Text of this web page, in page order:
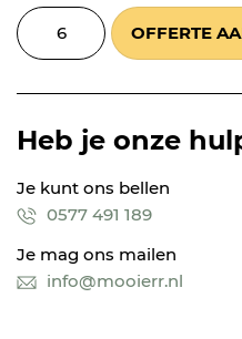
OFFERTE
Heb je onze
Je kunt ons bellen
0577 491 189
Je mag ons mailen
info@mooierr.nl